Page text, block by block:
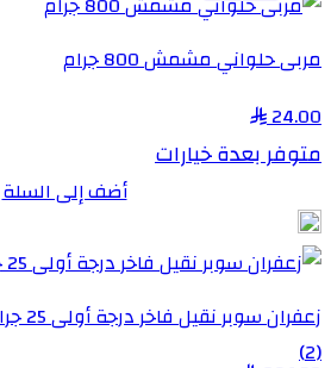
مربى حلواني مشمش 800 جرام
24.00
متوفر بعدة خيارات
أضف إلى السلة
زعفران سوبر نقيل فاخر درجة أولى 25 جرام
(2)